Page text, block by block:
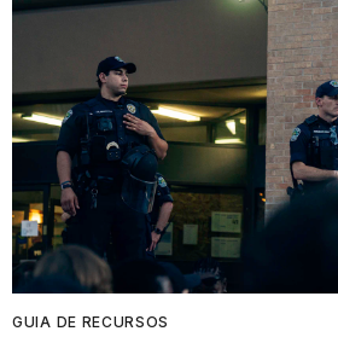
GUIA DE RECURSOS